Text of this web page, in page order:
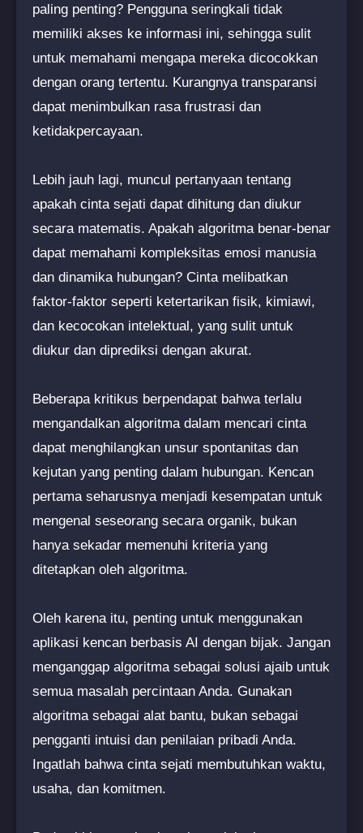
paling penting? Pengguna seringkali tidak
memiliki akses ke informasi ini, sehingga sulit
untuk memahami mengapa mereka dicocokkan
dengan orang tertentu. Kurangnya transparansi
dapat menimbulkan rasa frustrasi dan
ketidakpercayaan.
Lebih jauh lagi, muncul pertanyaan tentang
apakah cinta sejati dapat dihitung dan diukur
secara matematis. Apakah algoritma benar-benar
dapat memahami kompleksitas emosi manusia
dan dinamika hubungan? Cinta melibatkan
faktor-faktor seperti ketertarikan fisik, kimiawi,
dan kecocokan intelektual, yang sulit untuk
diukur dan diprediksi dengan akurat.
Beberapa kritikus berpendapat bahwa terlalu
mengandalkan algoritma dalam mencari cinta
dapat menghilangkan unsur spontanitas dan
kejutan yang penting dalam hubungan. Kencan
pertama seharusnya menjadi kesempatan untuk
mengenal seseorang secara organik, bukan
hanya sekadar memenuhi kriteria yang
ditetapkan oleh algoritma.
Oleh karena itu, penting untuk menggunakan
aplikasi kencan berbasis AI dengan bijak. Jangan
menganggap algoritma sebagai solusi ajaib untuk
semua masalah percintaan Anda. Gunakan
algoritma sebagai alat bantu, bukan sebagai
pengganti intuisi dan penilaian pribadi Anda.
Ingatlah bahwa cinta sejati membutuhkan waktu,
usaha, dan komitmen.